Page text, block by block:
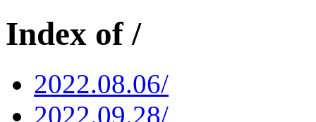
Index of /
2022.08.06/
2022.09.28/